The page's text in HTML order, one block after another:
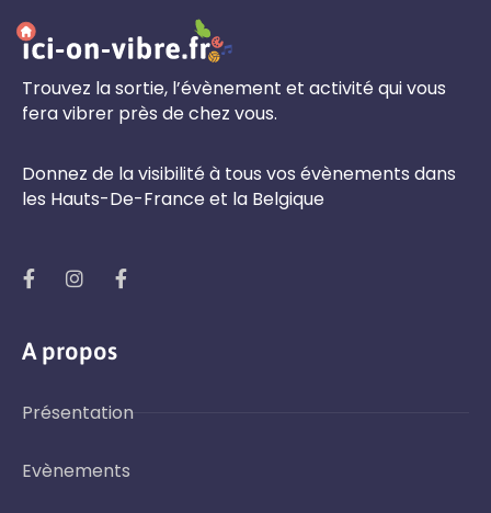
Trouvez la sortie, l’évènement et activité qui vous
fera vibrer près de chez vous.
Donnez de la visibilité à tous vos évènements dans
les Hauts-De-France et la Belgique
A propos
Présentation
Evènements